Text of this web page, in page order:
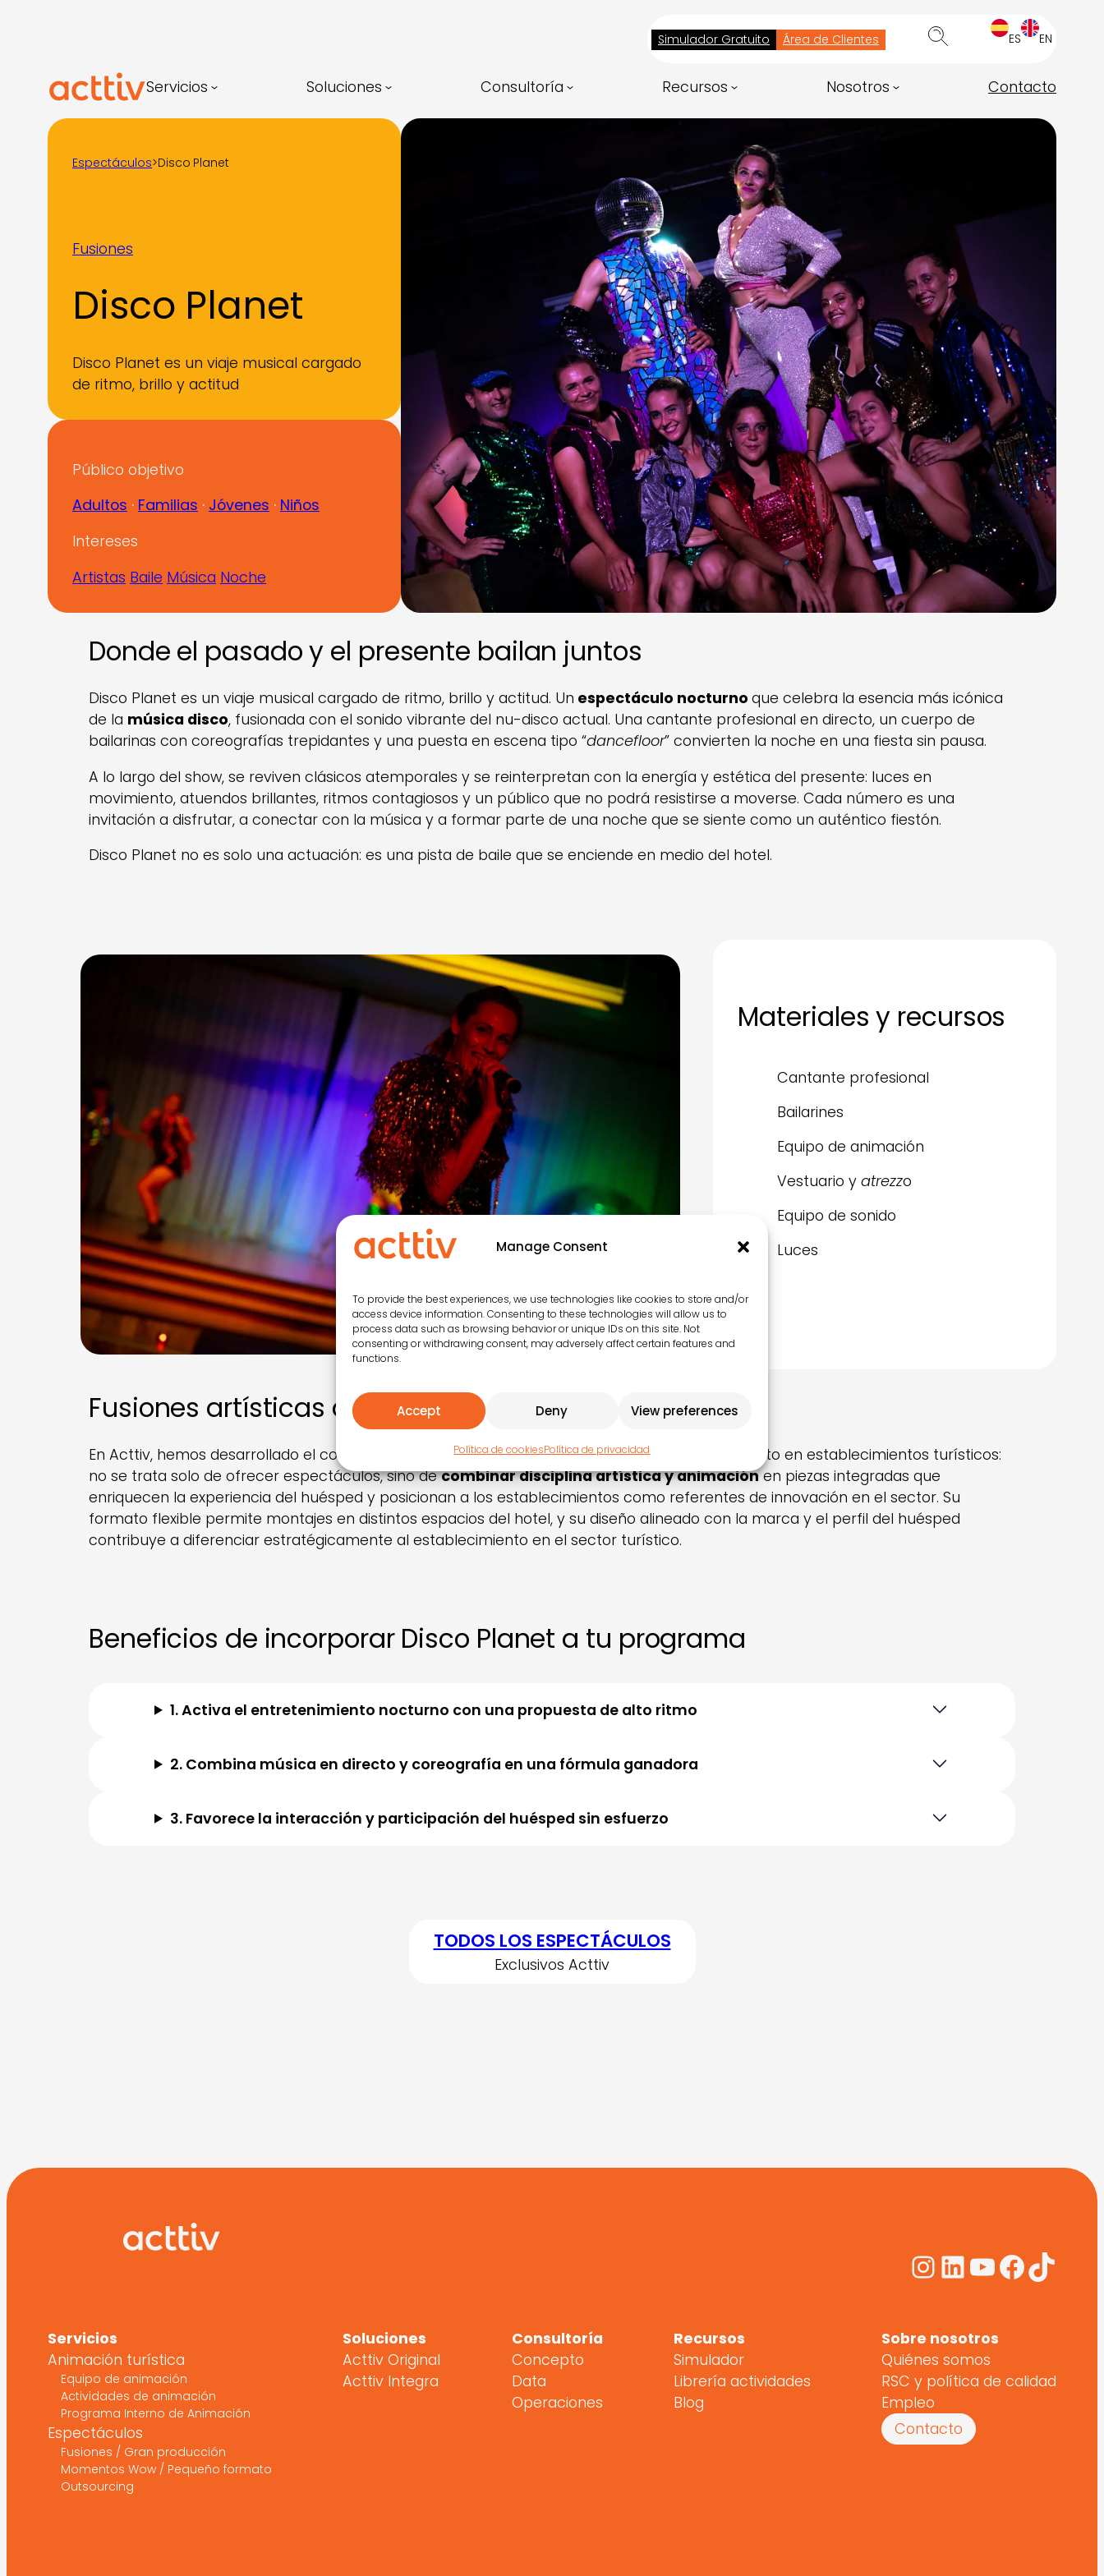
Manage Consent
To provide the best experiences, we use technologies like cookies to store and/or
access device information. Consenting to these technologies will allow us to
process data such as browsing behavior or unique IDs on this site. Not
consenting or withdrawing consent, may adversely affect certain features and
functions.
Accept Deny View preferences
Política de cookiesPolítica de privacidad
Simulador Gratuito Área de Clientes ES EN
Servicios Soluciones Consultoría Recursos Nosotros Contacto
Espectáculos>Disco Planet
Fusiones
Disco Planet
Disco Planet es un viaje musical cargado
de ritmo, brillo y actitud
Público objetivo
Adultos · Familias · Jóvenes · Niños
Intereses
Artistas Baile Música Noche
Donde el pasado y el presente bailan juntos
Disco Planet es un viaje musical cargado de ritmo, brillo y actitud. Un espectáculo nocturno que celebra la esencia más icónica
de la música disco, fusionada con el sonido vibrante del nu-disco actual. Una cantante profesional en directo, un cuerpo de
bailarinas con coreografías trepidantes y una puesta en escena tipo “dancefloor” convierten la noche en una fiesta sin pausa.
A lo largo del show, se reviven clásicos atemporales y se reinterpretan con la energía y estética del presente: luces en
movimiento, atuendos brillantes, ritmos contagiosos y un público que no podrá resistirse a moverse. Cada número es una
invitación a disfrutar, a conectar con la música y a formar parte de una noche que se siente como un auténtico fiestón.
Disco Planet no es solo una actuación: es una pista de baile que se enciende en medio del hotel.
Materiales y recursos
Cantante profesional
Bailarines
Equipo de animación
Vestuario yatrezzo
Equipo de sonido
Luces
Fusiones artísticas de Acttiv
En Acttiv, hemos desarrollado el concepto de fusiones artísticas para redefinir el entretenimiento en establecimientos turísticos:
no se trata solo de ofrecer espectáculos, sino decombinar disciplina artística y animaciónen piezas integradas que
enriquecen la experiencia del huésped y posicionan a los establecimientos como referentes de innovación en el sector. Su
formato flexible permite montajes en distintos espacios del hotel, y su diseño alineado con la marca y el perfil del huésped
contribuye a diferenciar estratégicamente al establecimiento en el sector turístico.
Beneficios de incorporar Disco Planet a tu programa
1. Activa el entretenimiento nocturno con una propuesta de alto ritmo
2. Combina música en directo y coreografía en una fórmula ganadora
3. Favorece la interacción y participación del huésped sin esfuerzo
TODOS LOS ESPECTÁCULOS
Exclusivos Acttiv
Instagram
LinkedIn
YouTube
Servicios
Animación turística
Equipo de animación
Actividades de animación
Programa Interno de Animación
Espectáculos
Fusiones / Gran producción
Momentos Wow / Pequeño formato
Outsourcing
Soluciones
Acttiv Original
Acttiv Integra
Consultoría
Concepto
Data
Operaciones
Recursos
Simulador
Librería actividades
Blog
Sobre nosotros
Quiénes somos
RSC y política de calidad
Empleo
Contacto